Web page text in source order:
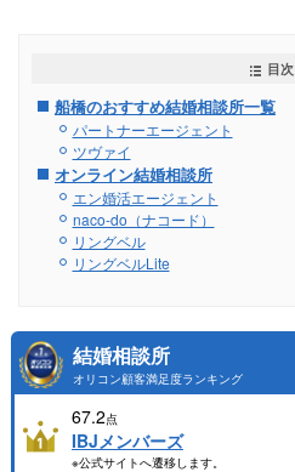
目次
船橋のおすすめ結婚相談所一覧
パートナーエージェント
ツヴァイ
オンライン結婚相談所
エン婚活エージェント
naco-do（ナコード）
リングベル
リングベルLite
結婚相談所
オリコン顧客満足度ランキング
67.2点
IBJメンバーズ
※公式サイトへ遷移します。